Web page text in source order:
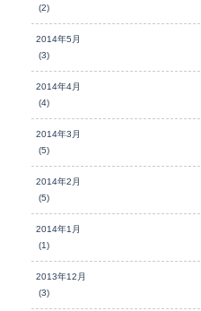
(2)
2014年5月
(3)
2014年4月
(4)
2014年3月
(5)
2014年2月
(5)
2014年1月
(1)
2013年12月
(3)